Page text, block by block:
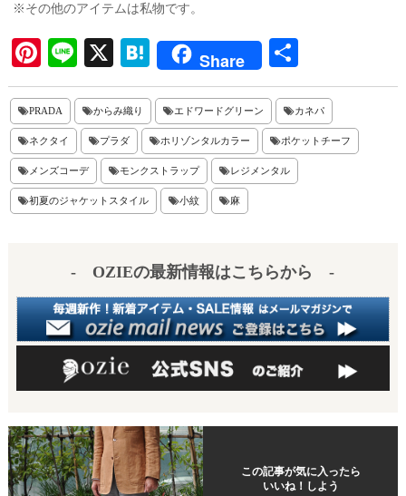
※その他のアイテムは私物です。
Pi
nt
er
es
t
Li
ne
X
H
at
en
a
Share
有
PRADA からみ織り エドワードグリーン カネパ
ネクタイ プラダ ホリゾンタルカラー ポケットチーフ
メンズコーデ モンクストラップ レジメンタル
初夏のジャケットスタイル 小紋 麻
- OZIEの最新情報はこちらから -
この記事が気に入ったら
いいね！しよう